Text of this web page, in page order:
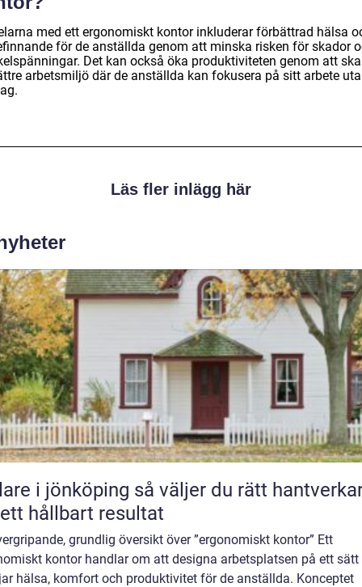
med ett ergonomiskt kontor inkluderar förbättrad hälsa
för de anställda genom att minska risken för skador
Det kan också öka produktiviteten genom att
arbetsmiljö där de anställda kan fokusera på sitt arbete
Läs fler inlägg här
så väljer du rätt hantverkare
hållbart resultat
grundlig översikt över ”ergonomiskt kontor” Ett
kontor handlar om att designa arbetsplatsen på ett sätt
hälsa, komfort och produktivitet för de anställda. Konceptet